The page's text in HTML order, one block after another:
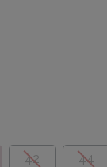
42 44